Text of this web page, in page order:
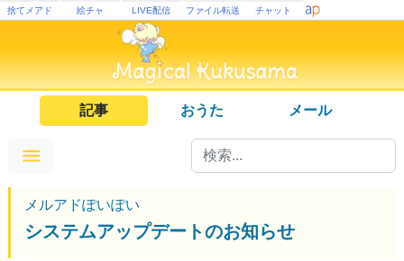
捨てメアド 絵チャ LIVE配信 ファイル転送 チャット
記事 おうた メール
メルアドぽいぽい
システムアップデートのお知らせ